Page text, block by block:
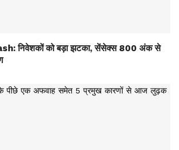
निवेशकों को बड़ा झटका, सेंसेक्स 800 अंक से